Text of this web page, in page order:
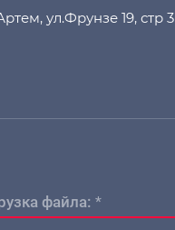
ул.Фрунзе 19, стр 3
файла: *